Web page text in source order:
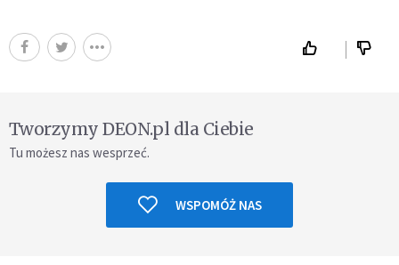
Tworzymy DEON.pl dla Ciebie
Tu możesz nas wesprzeć.
WSPOMÓŻ NAS